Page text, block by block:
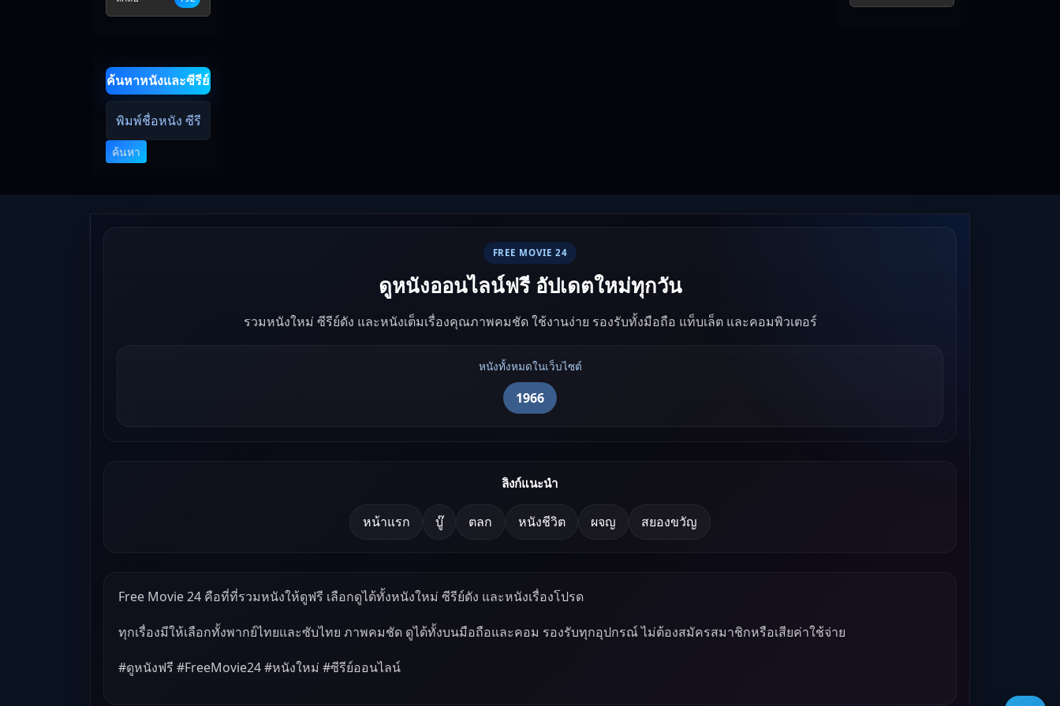
ค้นหาหนังและซีรีย์
ค้นหา
FREE MOVIE 24
ดูหนังออนไลน์ฟรี อัปเดตใหม่ทุกวัน
รวมหนังใหม่ ซีรีย์ดัง และหนังเต็มเรื่องคุณภาพคมชัด ใช้งานง่าย รองรับทั้งมือถือ แท็บเล็ต และคอมพิวเตอร์
หนังทั้งหมดในเว็บไซต์
1966
ลิงก์แนะนำ
หน้าแรก บู๊ ตลก หนังชีวิต ผจญ สยองขวัญ
Free Movie 24 คือที่ที่รวมหนังให้ดูฟรี เลือกดูได้ทั้งหนังใหม่ ซีรีย์ดัง และหนังเรื่องโปรด
ทุกเรื่องมีให้เลือกทั้งพากย์ไทยและซับไทย ภาพคมชัด ดูได้ทั้งบนมือถือและคอม รองรับทุกอุปกรณ์ ไม่ต้องสมัครสมาชิกหรือเสียค่าใช้จ่าย
#ดูหนังฟรี #FreeMovie24 #หนังใหม่ #ซีรีย์ออนไลน์